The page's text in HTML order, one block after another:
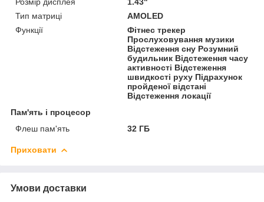
Тип матриці
AMOLED
Функції
Фітнес трекер
Прослуховування музики
Відстеження сну Розумний
будильник Відстеження часу
активності Відстеження
швидкості руху Підрахунок
пройденої відстані
Відстеження локації
Пам'ять і процесор
Флеш пам'ять
32 ГБ
Приховати
Умови доставки